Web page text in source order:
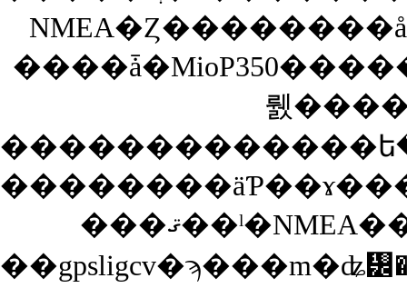
���ޤ��ˡ�NMEA���������̤�빽���񤹤뤷